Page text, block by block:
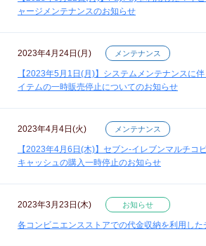
ャージメンテナンスのお知らせ
2023年4月24日(月) メンテナンス
【2023年5月1日(月)】システムメンテナンスに
イテムの一時販売停止についてのお知らせ
2023年4月4日(火) メンテナンス
【2023年4月6日(木)】セブン‐イレブンマルチコ
キャッシュの購入一時停止のお知らせ
2023年3月23日(木) お知らせ
各コンビニエンスストアでの代金収納を利用した